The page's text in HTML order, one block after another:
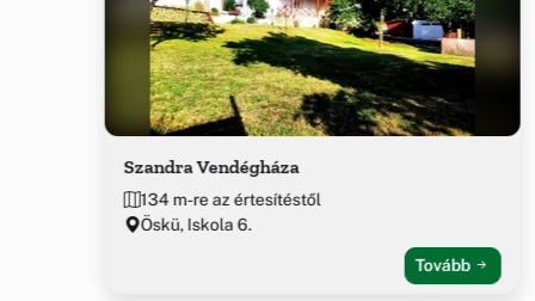
Szandra Vendégháza
134 m-re az értesítéstől
Öskü, Iskola 6.
Tovább